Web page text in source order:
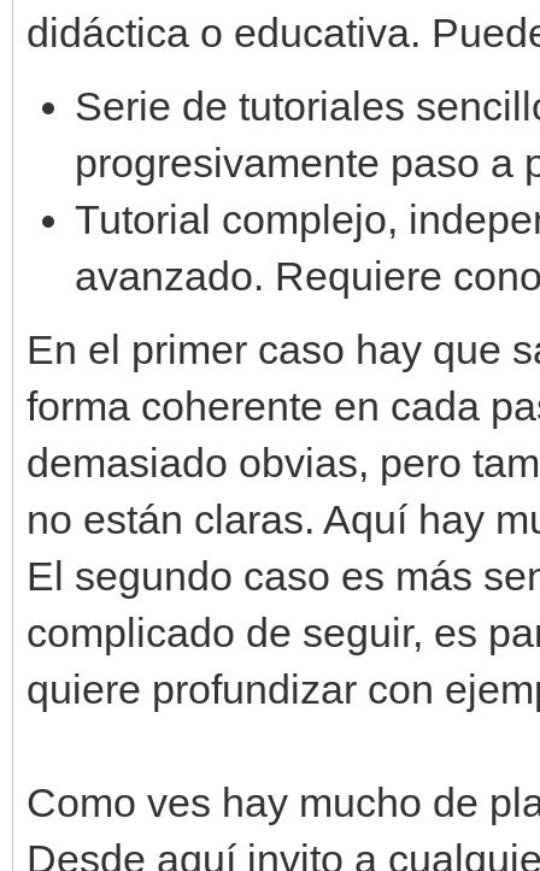
mover_fondo
elif
mover_fondo -=
didáctica o educativa.
Serie de tutoriales
progresivamente paso a
Tutorial complejo,
avanzado. Requiere
En el primer caso hay que
forma coherente en cada
demasiado obvias, pero
no están claras. Aquí hay
El segundo caso es más
complicado de seguir, es
quiere profundizar con
Como ves hay mucho de
Desde aquí invito a